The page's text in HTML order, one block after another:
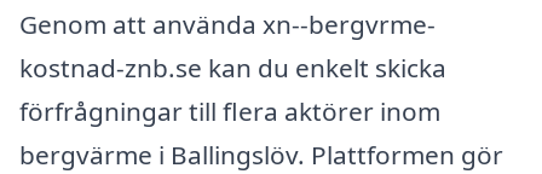
Genom att använda xn--bergvrme-
kostnad-znb.se kan du enkelt skicka
förfrågningar till flera aktörer inom
bergvärme i Ballingslöv. Plattformen gör